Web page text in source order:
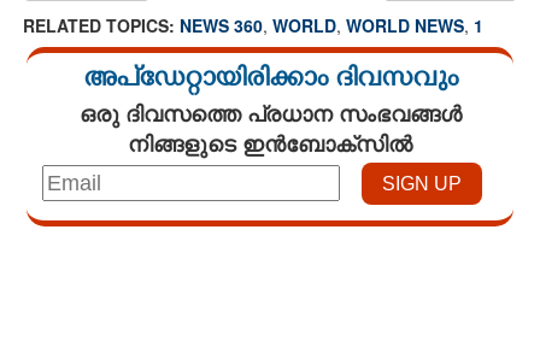
RELATED TOPICS: NEWS 360, WORLD, WORLD NEWS, 1
അപ്ഡേറ്റായിരിക്കാം ദിവസവും
ഒരു ദിവസത്തെ പ്രധാന സംഭവങ്ങൾ
നിങ്ങളുടെ ഇൻബോക്സിൽ